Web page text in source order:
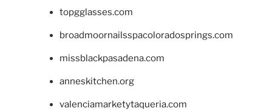
topgglasses.com
broadmoornailsspacoloradosprings.com
missblackpasadena.com
anneskitchen.org
valenciamarketytaqueria.com